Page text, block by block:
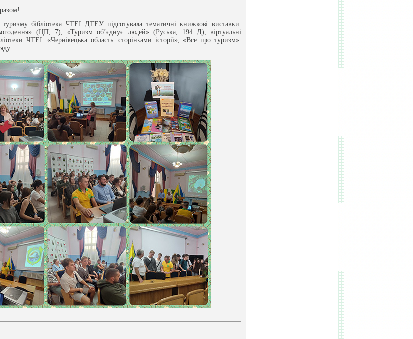
бібліотека ЧТЕІ ДТЕУ підготувала тематичні книжкові виставки:
(ЦП, 7), «Туризм об’єднує людей» (Руська, 194 Д), віртуальні
ЧТЕІ: «Чернівецька область: сторінками історії», «Все про туризм».